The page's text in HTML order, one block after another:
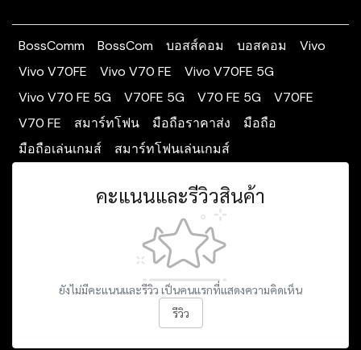
BossComm BossCom บอสส์คอม บอสคอม
Vivo
Vivo V70FE
Vivo V70 FE
Vivo V70FE 5G
Vivo V70 FE 5G
V70FE 5G V70 FE 5G
V70FE
V70 FE
สมาร์ทโฟน มือถือราคาส่ง
มือถือ
มือถือเล่นเกมส์
สมาร์ทโฟนเล่นเกมส์
คะแนนและรีวิวสินค้า
ยังไม่มีคะแนนและรีวิว เป็นคนแรกที่แสดงความคิดเห็น
รีวิว